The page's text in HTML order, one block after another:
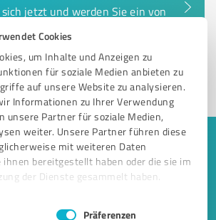
Cookies
um Inhalte und Anzeigen zu
für soziale Medien anbieten zu
auf unsere Website zu analysieren.
Informationen zu Ihrer Verwendung
unsere Partner für soziale Medien,
weiter. Unsere Partner führen diese
mit weiteren Daten
ihnen bereitgestellt haben oder die sie im
der Dienste gesammelt haben.
Präferenzen
jetzt und werden Sie ein von
1
lange Recherchen und E-
empfangen!